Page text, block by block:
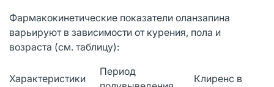
Фармакокинетические показатели оланзапина
варьируют в зависимости от курения, пола и
возраста (см. таблицу):
Характеристики
Период
Клиренс в